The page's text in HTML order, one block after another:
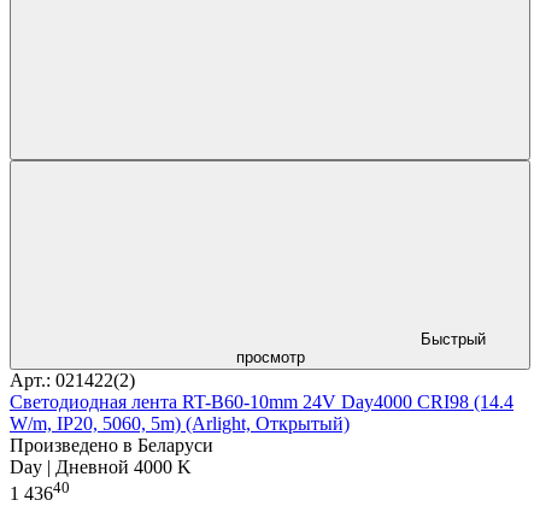
Быстрый
просмотр
Арт.: 021422(2)
Светодиодная лента RT-B60-10mm 24V Day4000 CRI98 (14.4
W/m, IP20, 5060, 5m) (Arlight, Открытый)
Произведено в Беларуси
Day | Дневной 4000 K
1 43640